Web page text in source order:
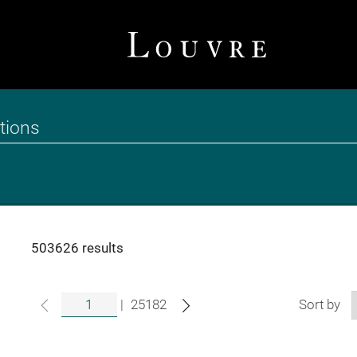
503626 results
| 25182 Sort by